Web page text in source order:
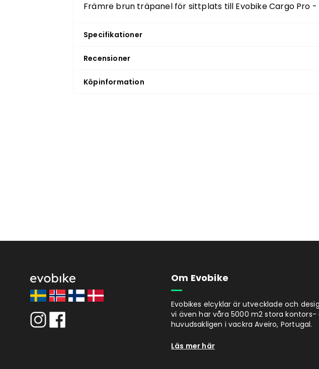
Främre brun träpanel för sittplats till Evobike Cargo Pro -
Specifikationer
Recensioner
Köpinformation
Om Evobike
Evobikes elcyklar är utvecklade och
vi även har våra 5000 m2 stora kontors-
huvudsakligen i vackra Aveiro, Portugal.
Läs mer här